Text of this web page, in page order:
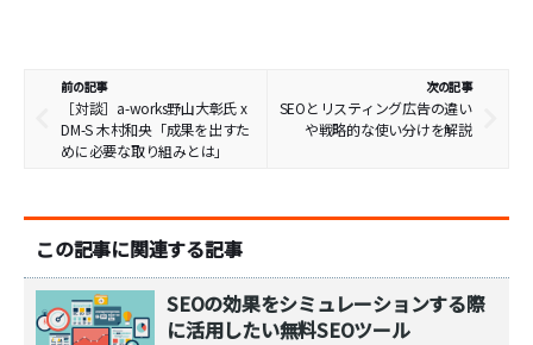
前の記事
［対談］a-works野山大彰氏 x
DM-S 木村和央「成果を出すた
めに必要な取り組みとは」
次の記事
SEOとリスティング広告の違い
や戦略的な使い分けを解説
この記事に関連する記事
SEOの効果をシミュレーションする際
に活用したい無料SEOツール